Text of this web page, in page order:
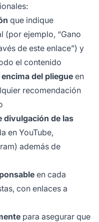
que indique
(por ejemplo, “Gano
de este enlace”) y
el contenido
del pliegue en
recomendación
divulgación de las
en YouTube,
además de
en cada
con enlaces a
para asegurar que